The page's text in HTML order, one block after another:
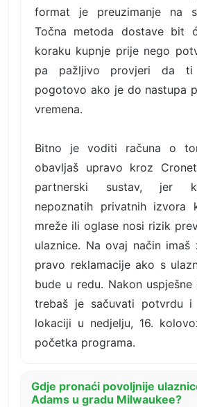
format je preuzimanje na
Točna metoda dostave bit
koraku kupnje prije nego
pa pažljivo provjeri da
pogotovo ako je do nastupa
vremena.
Bitno je voditi računa o
obavljaš upravo kroz
partnerski sustav, jer
nepoznatih privatnih izvora
mreže ili oglase nosi rizik
ulaznice. Na ovaj način
pravo reklamacije ako s
bude u redu. Nakon
trebaš je sačuvati potvrdu
lokaciji u nedjelju, 16.
početka programa.
Gdje pronaći povoljnije
Adams u gradu Milwaukee?